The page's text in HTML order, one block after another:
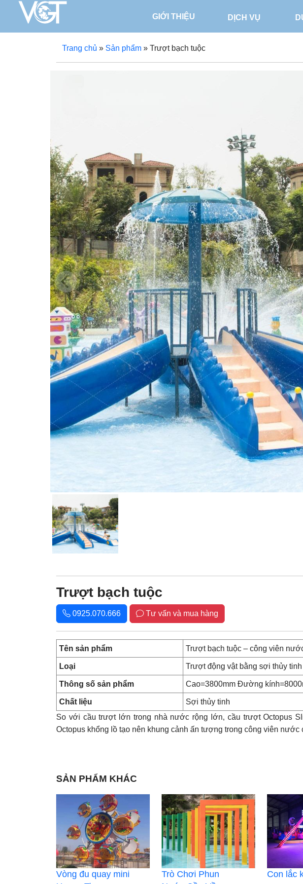
GIỚI THIỆU DỊCH VỤ
Trang chủ » Sản phẩm » Trượt bạch tuộc
Trượt bạch tuộc
0925.070.666 Tư vấn và mua hàng
Tên sản phẩm Trượt bạch tuộc – công viên
Loại Trượt động vật bằng sợi thủy tinh
Thông số sản phẩm Cao=3800mm Đường
Chất liệu
Sợi thủy tinh
So với cầu trượt lớn trong nhà nước rộng lớn, cầu trượt Octopus
Octopus khổng lồ tạo nên khung cảnh ấn tượng trong công viên nước
SẢN PHẨM KHÁC
Vòng đu quay mini
Trò Chơi Phun
Con lắc